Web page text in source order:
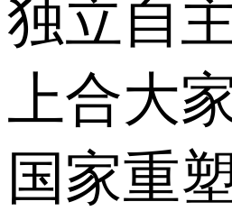
独立自
上合大
国家重